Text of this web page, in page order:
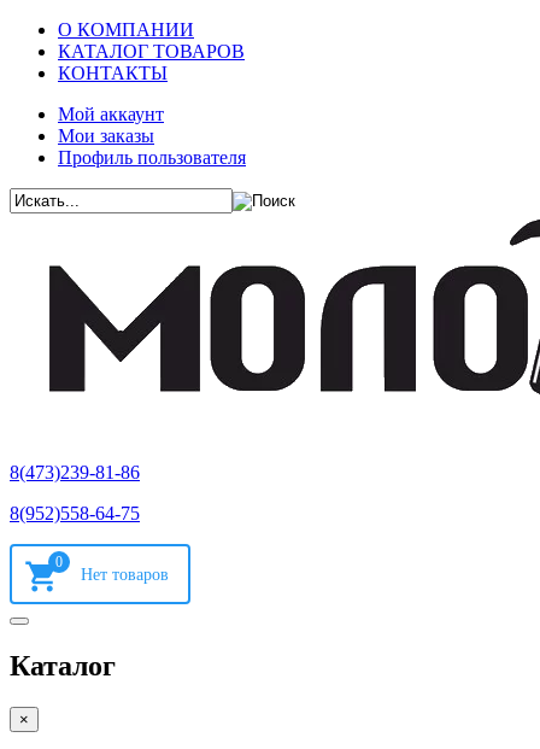
О КОМПАНИИ
КАТАЛОГ ТОВАРОВ
КОНТАКТЫ
Мой аккаунт
Мои заказы
Профиль пользователя
8(473)239-81-86
8(952)558-64-75
0
Каталог
×